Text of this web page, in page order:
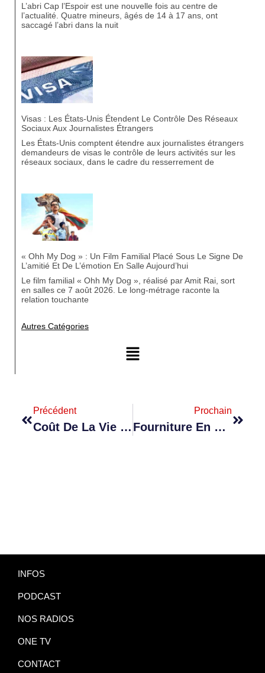
L’abri Cap l’Espoir est une nouvelle fois au centre de
l’actualité. Quatre mineurs, âgés de 14 à 17 ans, ont
saccagé l’abri dans la nuit
Visas : Les États-Unis Étendent Le Contrôle Des Réseaux
Sociaux Aux Journalistes Étrangers
Les États-Unis comptent étendre aux journalistes étrangers
demandeurs de visas le contrôle de leurs activités sur les
réseaux sociaux, dans le cadre du resserrement de
« Ohh My Dog » : Un Film Familial Placé Sous Le Signe De
L’amitié Et De L’émotion En Salle Aujourd’hui
Le film familial « Ohh My Dog », réalisé par Amit Rai, sort
en salles ce 7 août 2026. Le long-métrage raconte la
relation touchante
Autres Catégories
Précédent
Coût De La Vie : Rien N’est Fait Pour Soulager Les Mauriciens, Déplore Joe Lesjongard
Prochain
Fourniture En Eau : La Water Resources Unit Mise Sur Des « Containerised Pressure Filters » Et Le Forage
INFOS
PODCAST
NOS RADIOS
ONE TV
CONTACT